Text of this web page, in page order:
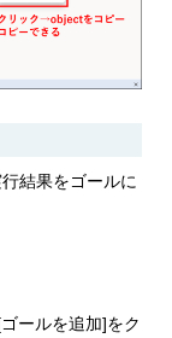
結果をゴールに
ールを追加]をク